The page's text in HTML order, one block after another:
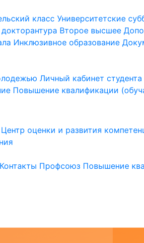
класс Университетские
Второе высшее
Инклюзивное образование
Личный кабинет студента
Повышение квалификации
Центр оценки и развития
Контакты Профсоюз Повышение